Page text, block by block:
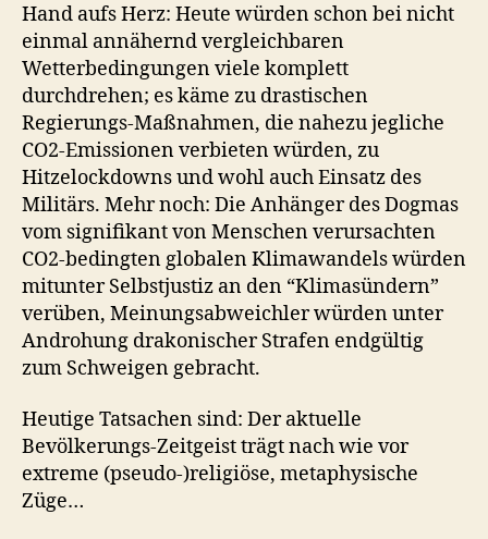
Hand aufs Herz: Heute würden schon bei nicht
einmal annähernd vergleichbaren
Wetterbedingungen viele komplett
durchdrehen; es käme zu drastischen
Regierungs-Maßnahmen, die nahezu jegliche
CO2-Emissionen verbieten würden, zu
Hitzelockdowns und wohl auch Einsatz des
Militärs. Mehr noch: Die Anhänger des Dogmas
vom signifikant von Menschen verursachten
CO2-bedingten globalen Klimawandels würden
mitunter Selbstjustiz an den “Klimasündern”
verüben, Meinungsabweichler würden unter
Androhung drakonischer Strafen endgültig
zum Schweigen gebracht.
Heutige Tatsachen sind: Der aktuelle
Bevölkerungs-Zeitgeist trägt nach wie vor
extreme (pseudo-)religiöse, metaphysische
Züge…